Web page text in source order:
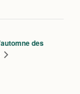
des